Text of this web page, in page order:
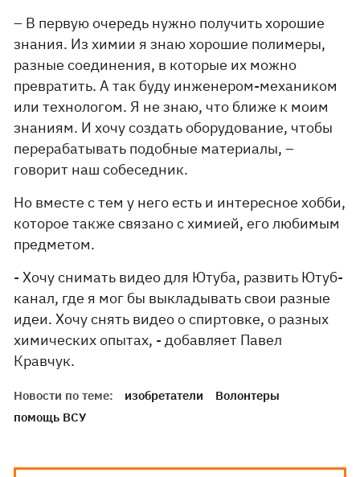
– В первую очередь нужно получить хорошие
знания. Из химии я знаю хорошие полимеры,
разные соединения, в которые их можно
превратить. А так буду инженером-механиком
или технологом. Я не знаю, что ближе к моим
знаниям. И хочу создать оборудование, чтобы
перерабатывать подобные материалы, –
говорит наш собеседник.
Но вместе с тем у него есть и интересное хобби,
которое также связано с химией, его любимым
предметом.
- Хочу снимать видео для Ютуба, развить Ютуб-
канал, где я мог бы выкладывать свои разные
идеи. Хочу снять видео о спиртовке, о разных
химических опытах, - добавляет Павел
Кравчук.
Новости по теме: изобретатели
Волонтеры
помощь ВСУ